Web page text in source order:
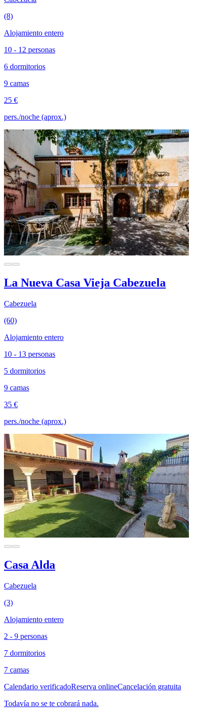
(8)
Alojamiento entero
10 - 12 personas
6 dormitorios
9 camas
25 €
pers./noche (aprox.)
La Nueva Casa Vieja Cabezuela
Cabezuela
(60)
Alojamiento entero
10 - 13 personas
5 dormitorios
9 camas
35 €
pers./noche (aprox.)
Casa Alda
Cabezuela
(3)
Alojamiento entero
2 - 9 personas
7 dormitorios
7 camas
Calendario verificadoReserva onlineCancelación gratuita
Todavía no se te cobrará nada.